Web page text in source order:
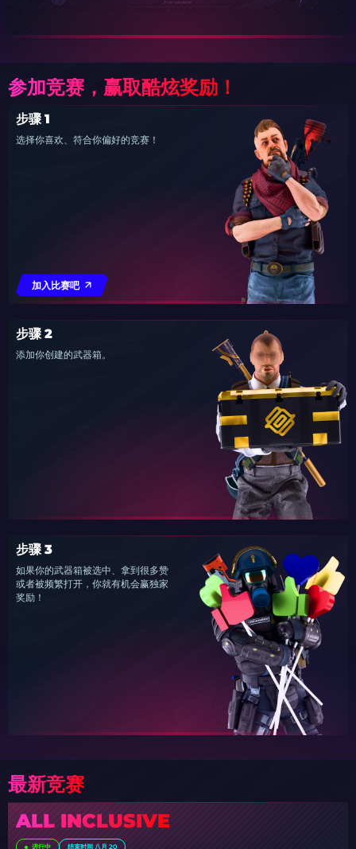
参加竞赛，赢取酷炫奖励！
步骤 1
选择你喜欢、符合你偏好的竞赛！
加入比赛吧
步骤 2
添加你创建的武器箱。
步骤 3
如果你的武器箱被选中、拿到很多赞
或者被频繁打开，你就有机会赢独家
奖励！
最新竞赛
ALL INCLUSIVE
进行中 结束时间 八月 20